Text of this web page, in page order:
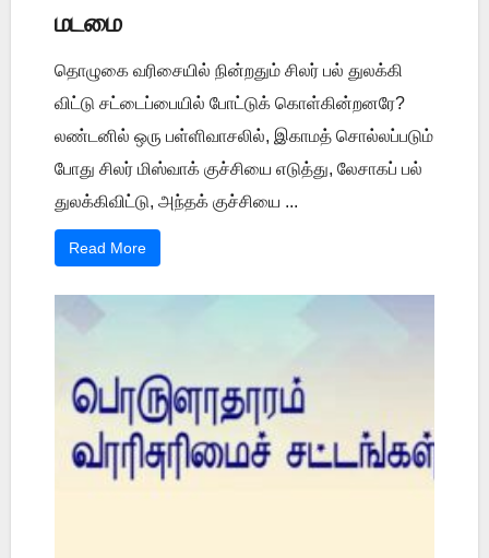
மடமை
தொழுகை வரிசையில் நின்றதும் சிலர் பல் துலக்கி
விட்டு சட்டைப்பையில் போட்டுக் கொள்கின்றனரே?
லண்டனில் ஒரு பள்ளிவாசலில், இகாமத் சொல்லப்படும்
போது சிலர் மிஸ்வாக் குச்சியை எடுத்து, லேசாகப் பல்
துலக்கிவிட்டு, அந்தக் குச்சியை ...
Read More